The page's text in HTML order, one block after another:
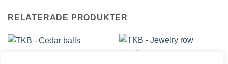
RELATERADE PRODUKTER